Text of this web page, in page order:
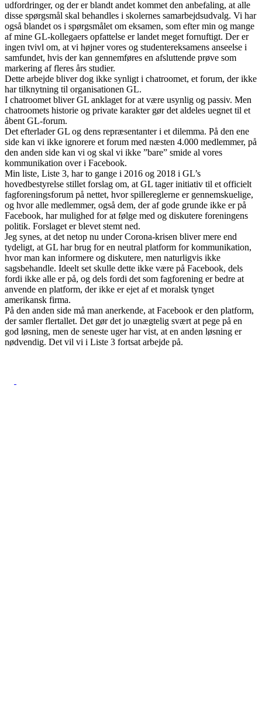
udfordringer, og der er blandt andet kommet den anbefaling, at alle
disse spørgsmål skal behandles i skolernes samarbejdsudvalg. Vi har
også blandet os i spørgsmålet om eksamen, som efter min og mange
af mine GL-kollegaers opfattelse er landet meget fornuftigt. Der er
ingen tvivl om, at vi højner vores og studentereksamens anseelse i
samfundet, hvis der kan gennemføres en afsluttende prøve som
markering af fleres års studier.
Dette arbejde bliver dog ikke synligt i chatroomet, et forum, der ikke
har tilknytning til organisationen GL.
I chatroomet bliver GL anklaget for at være usynlig og passiv. Men
chatroomets historie og private karakter gør det aldeles uegnet til et
åbent GL-forum.
Det efterlader GL og dens repræsentanter i et dilemma. På den ene
side kan vi ikke ignorere et forum med næsten 4.000 medlemmer, på
den anden side kan vi og skal vi ikke ”bare” smide al vores
kommunikation over i Facebook.
Min liste, Liste 3, har to gange i 2016 og 2018 i GL’s
hovedbestyrelse stillet forslag om, at GL tager initiativ til et officielt
fagforeningsforum på nettet, hvor spillereglerne er gennemskuelige,
og hvor alle medlemmer, også dem, der af gode grunde ikke er på
Facebook, har mulighed for at følge med og diskutere foreningens
politik. Forslaget er blevet stemt ned.
Jeg synes, at det netop nu under Corona-krisen bliver mere end
tydeligt, at GL har brug for en neutral platform for kommunikation,
hvor man kan informere og diskutere, men naturligvis ikke
sagsbehandle. Ideelt set skulle dette ikke være på Facebook, dels
fordi ikke alle er på, og dels fordi det som fagforening er bedre at
anvende en platform, der ikke er ejet af et moralsk tynget
amerikansk firma.
På den anden side må man anerkende, at Facebook er den platform,
der samler flertallet. Det gør det jo unægtelig svært at pege på en
god løsning, men de seneste uger har vist, at en anden løsning er
nødvendig. Det vil vi i Liste 3 fortsat arbejde på.